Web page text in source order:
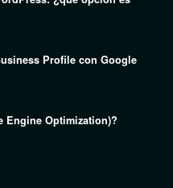
Profile con Google
Engine Optimization)?